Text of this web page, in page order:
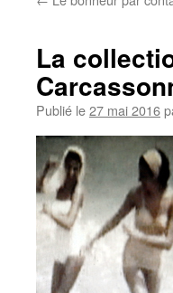
La
Publié le27 mai 2016